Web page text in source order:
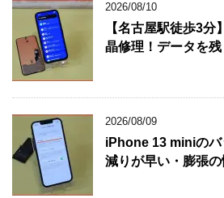
2026/08/10
【名古屋駅徒歩3
晶修理！データを
2026/08/09
iPhone 13 miniのバ
減りが早い・膨張の